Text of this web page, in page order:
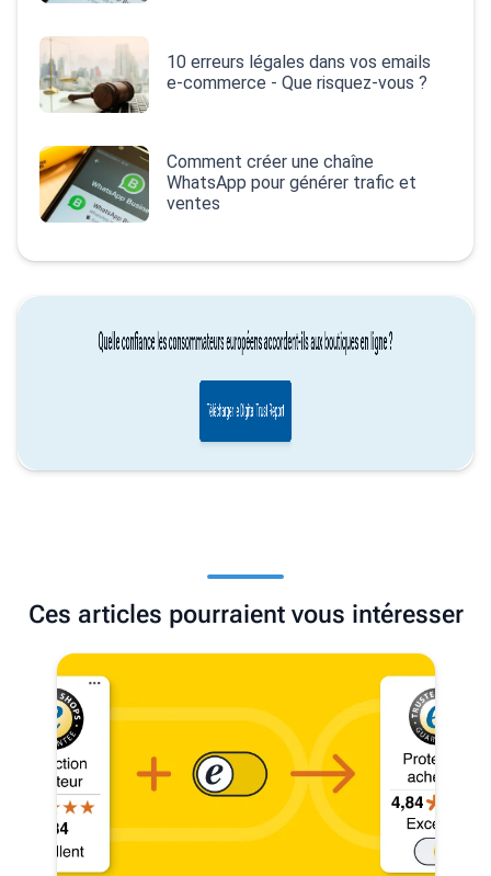
10 erreurs légales dans vos emails
e‑commerce - Que risquez-vous ?
Comment créer une chaîne
WhatsApp pour générer trafic et
ventes
Ces articles pourraient vous intéresser